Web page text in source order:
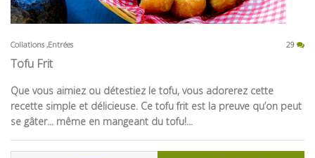
Collations Entrées 29
Tofu Frit
Que vous aimiez ou détestiez le tofu, vous adorerez cette
recette simple et délicieuse. Ce tofu frit est la preuve qu’on peut
se gâter... même en mangeant du tofu!...